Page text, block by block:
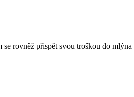
rovněž přispět svou troškou do